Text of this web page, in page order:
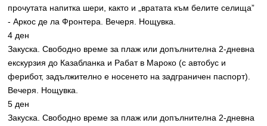
прочутата напитка шери, както и „вратата към белите селища”
- Aркос де ла Фронтера. Вечеря. Нощувка.
4 ден
Закуска. Свободно време за плаж или допълнителна 2-дневна
екскурзия до Казабланка и Рабат в Мароко (с автобус и
ферибот, задължително е носенето на задграничен паспорт).
Вечеря. Нощувка.
5 ден
Закуска. Свободно време за плаж или допълнителна 2-дневна